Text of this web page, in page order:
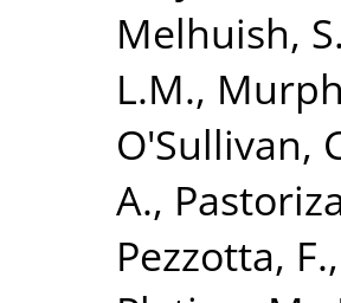
Melhuish,
L.M.,
O'Sullivan,
A.,
Pezzotta, F.,